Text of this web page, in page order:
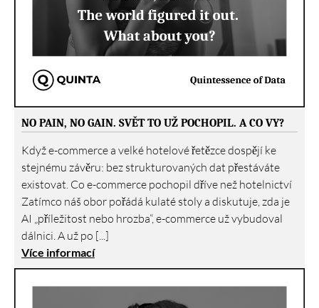
NO PAIN, NO GAIN. SVĚT TO UŽ POCHOPIL. A CO VY?
Když e-commerce a velké hotelové řetězce dospějí ke
stejnému závěru: bez strukturovaných dat přestáváte
existovat. Co e-commerce pochopil dříve než hotelnictví
Zatímco náš obor pořádá kulaté stoly a diskutuje, zda je
AI „příležitost nebo hrozba“, e-commerce už vybudoval
dálnici. A už po [...]
Více informací